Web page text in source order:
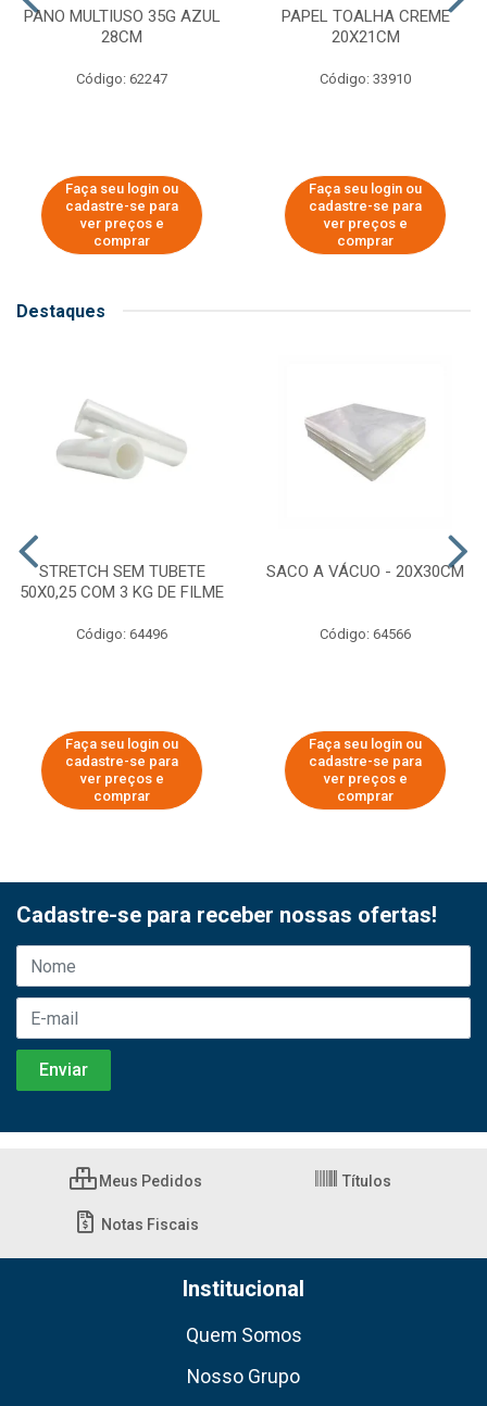
PANO MULTIUSO 35G AZUL
28CM
Código: 62247
Faça seu login ou
cadastre-se para
ver preços e
comprar
PAPEL TOALHA CREME
20X21CM
Código: 33910
Faça seu login ou
cadastre-se para
ver preços e
comprar
Destaques
STRETCH SEM TUBETE
50X0,25 COM 3 KG DE FILME
Código: 64496
Faça seu login ou
cadastre-se para
ver preços e
comprar
SACO A VÁCUO - 20X30CM
Código: 64566
Faça seu login ou
cadastre-se para
ver preços e
comprar
Cadastre-se para receber nossas ofertas!
Meus Pedidos Títulos
Notas Fiscais
Institucional
Quem Somos
Nosso Grupo